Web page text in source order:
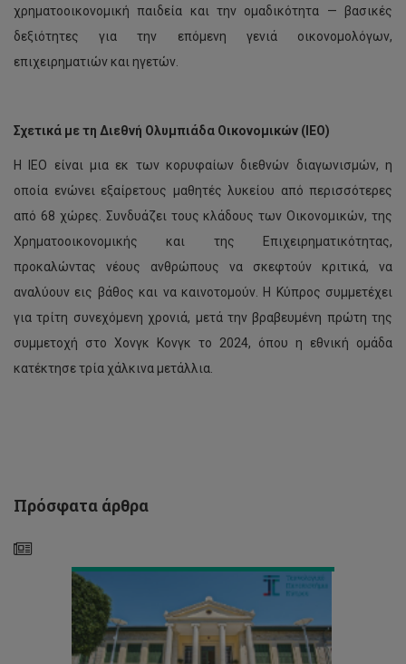
χρηματοοικονομική παιδεία και την ομαδικότητα — βασικές
δεξιότητες για την επόμενη γενιά οικονομολόγων,
επιχειρηματιών και ηγετών.
Σχετικά με τη Διεθνή Ολυμπιάδα Οικονομικών (IEO)
Η IEO είναι μια εκ των κορυφαίων διεθνών διαγωνισμών, η
οποία ενώνει εξαίρετους μαθητές λυκείου από περισσότερες
από 68 χώρες. Συνδυάζει τους κλάδους των Οικονομικών, της
Χρηματοοικονομικής και της Επιχειρηματικότητας,
προκαλώντας νέους ανθρώπους να σκεφτούν κριτικά, να
αναλύουν εις βάθος και να καινοτομούν. Η Κύπρος συμμετέχει
για τρίτη συνεχόμενη χρονιά, μετά την βραβευμένη πρώτη της
συμμετοχή στο Χονγκ Κονγκ το 2024, όπου η εθνική ομάδα
κατέκτησε τρία χάλκινα μετάλλια.
Πρόσφατα άρθρα
Στρατηγική
συνεργασία
ΤΕΠΑΚ
με
το
των
Θαλάσσιων